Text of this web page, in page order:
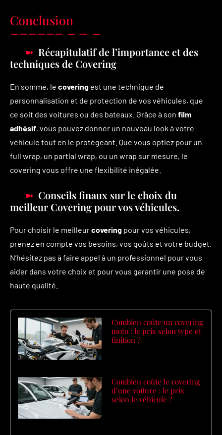
Conclusion
Récapitulatif de l’importance et des
techniques de Covering
En somme, le covering est une technique de
personnalisation et de protection de vos véhicules, que
ce soit des voitures ou des bateaux. Grâce à son film
adhésif, vous pouvez donner un nouveau look à votre
véhicule tout en le protégeant. Que vous optiez pour un
full wrap, un partial wrap, ou un wrap sur mesure, le
covering vous offre une flexibilité inégalée.
Conseils finaux sur le choix du
meilleur Covering pour vos véhicules.
Pour choisir le meilleurcovering pour vos véhicules,
prenez en compte vos besoins, vos goûts et votre budget.
N’hésitez pas à faire appel à un professionnel pour vous
aider dans votre choix et pour vous garantir une pose de
haute qualité.
Combien coûte un covering
moto : le prix selon type et
finition ?
Combien coûte le covering
d’une voiture : le prix
selon le véhicule ?